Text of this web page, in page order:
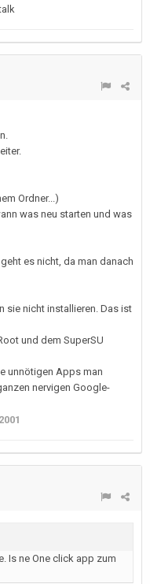
Ordner...)
was neu starten und was
es nicht, da man danach
sie nicht installieren. Das ist
und dem SuperSU
unnötigen Apps man
nervigen Google-
Is ne One click app zum